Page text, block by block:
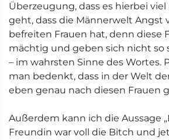
Überzeugung, dass es hierbei
geht, dass die Männerwelt Angst
befreiten Frauen hat, denn diese
mächtig und geben sich nicht so
– im wahrsten Sinne des Wortes.
man bedenkt, dass in der Welt
eben genau nach diesen Frauen
Außerdem kann ich die Aussage
Freundin war voll die Bitch und